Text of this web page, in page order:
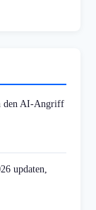
den AI-Angriff
updaten,